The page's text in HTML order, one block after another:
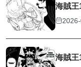
海賊王
海賊王